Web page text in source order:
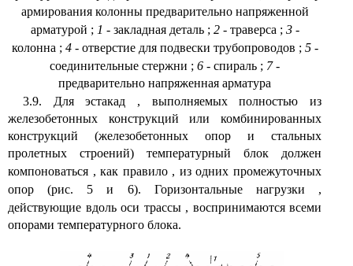
армирования колонны предварительно напряженной
арматурой ; 1 - закладная деталь ; 2- траверса ; 3-
колонна ; 4- отверстие для подвески трубопроводов ; 5-
соединительные стержни ; 6 - спираль ; 7-
предварительно напряженная арматура
3.9. Для эстакад
,
выполняемых полностью из
железобетонных конструкций или комбинированных
конструкций (железобетонных опор и стальных
пролетных строений) температурный блок должен
компоноваться , как правило , из одних промежуточных
опор (рис. 5 и 6). Горизонтальные нагрузки
,
действующие вдоль оси трассы , воспринимаются всеми
опорами температурного блока.